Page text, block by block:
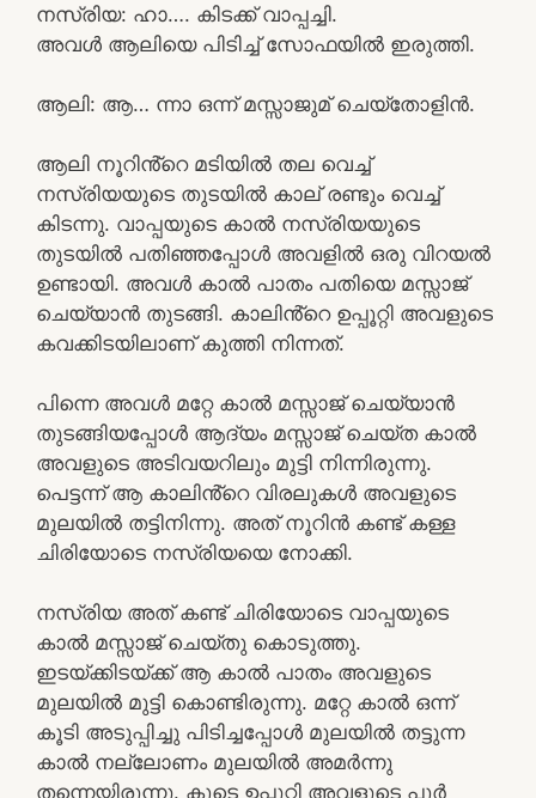
നസ്രിയ: ഹാ…. കിടക്ക് വാപ്പച്ചി.
അവൾ ആലിയെ പിടിച്ച് സോഫയിൽ ഇരുത്തി.
ആലി: ആ… ന്നാ ഒന്ന് മസ്സാജുമ് ചെയ്തോളിൻ.
ആലി നൂറിൻ്റെ മടിയിൽ തല വെച്ച്
നസ്രിയയുടെ തുടയിൽ കാല് രണ്ടും വെച്ച്
കിടന്നു. വാപ്പയുടെ കാൽ നസ്രിയയുടെ
തുടയിൽ പതിഞ്ഞപ്പോൾ അവളിൽ ഒരു വിറയൽ
ഉണ്ടായി. അവൾ കാൽ പാതം പതിയെ മസ്സാജ്
ചെയ്യാൻ തുടങ്ങി. കാലിൻ്റെ ഉപ്പൂറ്റി അവളുടെ
കവക്കിടയിലാണ് കുത്തി നിന്നത്.
പിന്നെ അവൾ മറ്റേ കാൽ മസ്സാജ് ചെയ്യാൻ
തുടങ്ങിയപ്പോൾ ആദ്യം മസ്സാജ് ചെയ്ത കാൽ
അവളുടെ അടിവയറിലും മുട്ടി നിന്നിരുന്നു.
പെട്ടന്ന് ആ കാലിൻ്റെ വിരലുകൾ അവളുടെ
മുലയിൽ തട്ടിനിന്നു. അത് നൂറിൻ കണ്ട് കള്ള
ചിരിയോടെ നസ്രിയയെ നോക്കി.
നസ്രിയ അത് കണ്ട് ചിരിയോടെ വാപ്പയുടെ
കാൽ മസ്സാജ് ചെയ്തു കൊടുത്തു.
ഇടയ്ക്കിടയ്ക്ക് ആ കാൽ പാതം അവളുടെ
മുലയിൽ മുട്ടി കൊണ്ടിരുന്നു. മറ്റേ കാൽ ഒന്ന്
കൂടി അടുപ്പിച്ചു പിടിച്ചപ്പോൾ മുലയിൽ തട്ടുന്ന
കാൽ നല്ലോണം മുലയിൽ അമർന്നു
തന്നെയിരുന്നു. കൂടെ ഉപ്പുറ്റി അവളുടെ പൂർ